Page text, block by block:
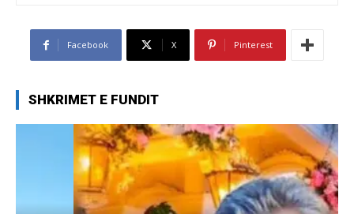
Facebook X Pinterest
SHKRIMET E FUNDIT